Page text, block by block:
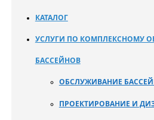
КАТАЛОГ
УСЛУГИ ПО КОМПЛЕКСНОМУ
БАССЕЙНОВ
ОБСЛУЖИВАНИЕ
ПРОЕКТИРОВАНИЕ И